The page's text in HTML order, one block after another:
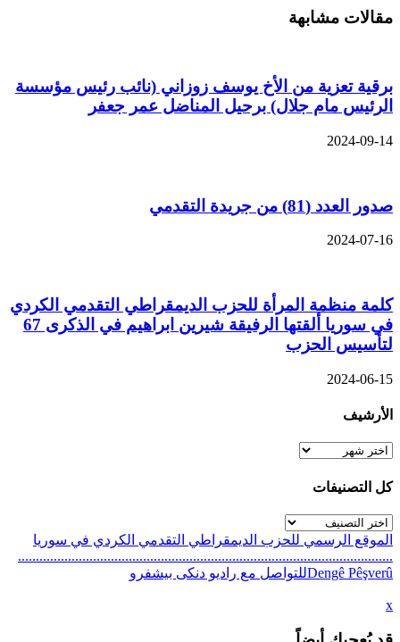
مقالات مشابهة
برقية تعزية من الأخ يوسف زوزاني (نائب رئيس مؤسسة
الرئيس مام جلال) برحيل المناضل عمر جعفر
2024-09-14
صدور العدد (81) من جريدة التقدمي
2024-07-16
كلمة منظمة المرأة للحزب الديمقراطي التقدمي الكردي
في سوريا ألقتها الرفيقة شيرين ابراهيم في الذكرى 67
لتأسيس الحزب
2024-06-15
الأرشيف
الأرشيف
كل التصنيفات
كل
التصنيفات
الموقع الرسمي للحزب الديمقراطي التقدمي الكردي في سوريا
.........................................................................................................
Dengê Pêşverûللتواصل مع راديو دنكى بيشفرو
x